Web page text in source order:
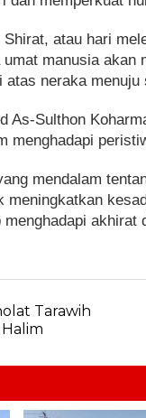
atau hari
umat manusia
atas neraka menuju
As-Sulthon
menghadapi
mendalam
meningkatkan
akhirat
Tarawih